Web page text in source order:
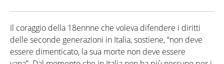
Il coraggio della 18ennne che voleva difendere i diritti
delle seconde generazioni in Italia, sostiene, “non deve
essere dimenticato, la sua morte non deve essere